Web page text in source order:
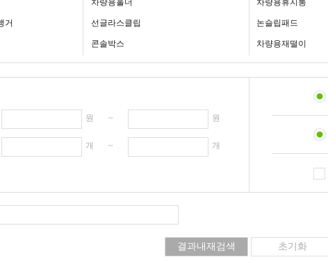
차량용홀더 차량용휴지통
거 선글라스클립 논슬립패드
콘솔박스 차량용재떨이
원 ~ 원
개 ~ 개